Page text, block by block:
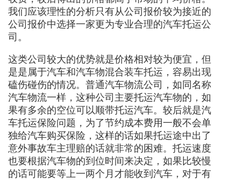
我们应该理性的分析只有从公司报价较为接近的
公司报价中选择一家更为专业合理的汽车托运公
司。
这类公司较大的优势就是价格相对较为便宜，但
是是属于汽车和汽车物混合装车托运，容易出现
磕伤碰伤的情况。普通汽车物流公司，如同名称
汽车物流一样，这种公司主要托运汽车物的，如
果有多余的空位可以顺带托运汽车。较后就是汽
车托运保险问题，为了节约成本费用一般不会单
独给汽车购买保险，这样的话如果托运途中出了
意外事故车主理赔的话就非常的困难。托运速度
也要根据汽车物的到位时间来决定，如果比较慢
的话可能要等上一两个月才能收到汽车，对于有